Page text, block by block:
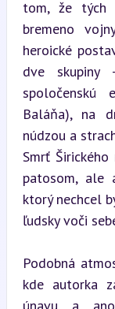
tom, že tých
bremeno
heroické
dve
spoločenskú
Baláňa), na
núdzou a
Smrť
patosom, ale
ktorý nechcel
ľudsky voči
Podobná
kde autorka